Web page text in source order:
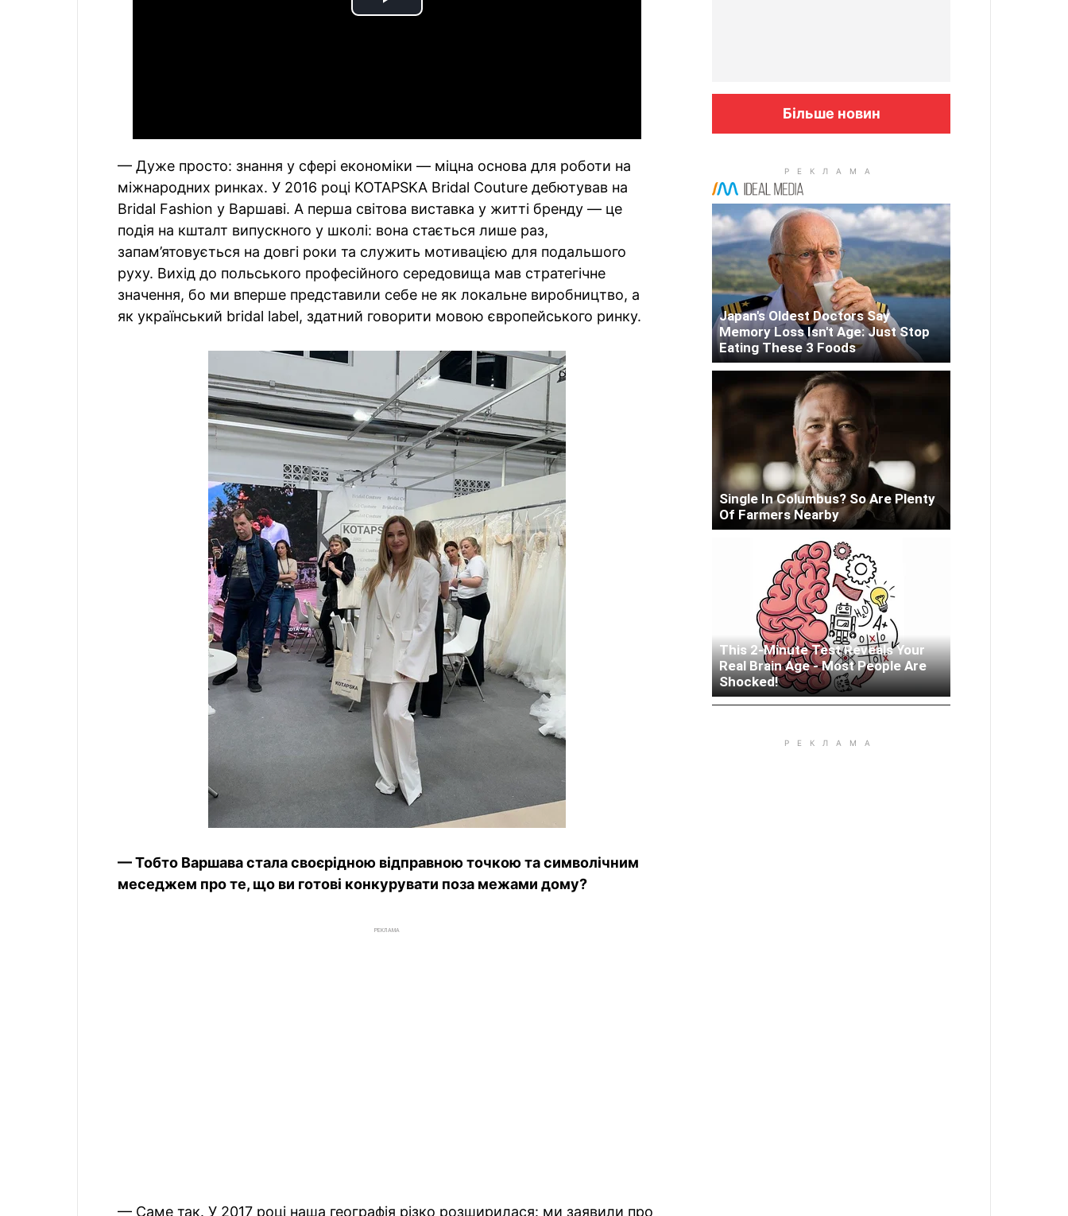
Play
— Дуже просто: знання у сфері економіки — міцна основа для роботи на
міжнародних ринках. У 2016 році KOTAPSKA Bridal Couture дебютував на
Bridal Fashion у Варшаві. А перша світова виставка у житті бренду — це
подія на кшталт випускного у школі: вона стається лише раз,
запам’ятовується на довгі роки та служить мотивацією для подальшого
руху. Вихід до польського професійного середовища мав стратегічне
значення, бо ми вперше представили себе не як локальне виробництво, а
як український bridal label, здатний говорити мовою європейського ринку.
— Тобто Варшава стала своєрідною відправною точкою та символічним
меседжем про те, що ви готові конкурувати поза межами дому?
РЕКЛАМА
— Саме так. У 2017 році наша географія різко розширилася: ми заявили про
Більше новин
Japan's Oldest Doctors Say
Memory Loss Isn't Age: Just Stop
Eating These 3 Foods
Single In Columbus? So Are Plenty
Of Farmers Nearby
This 2-Minute Test Reveals Your
Real Brain Age - Most People Are
Shocked!
Woman Lives In Garage - Don't
Judge Until You Peek Inside